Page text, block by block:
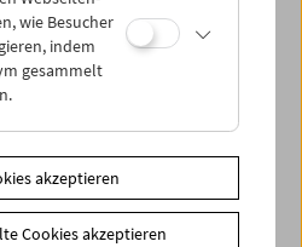
wie Besucher
indem
gesammelt
akzeptieren
Cookies akzeptieren